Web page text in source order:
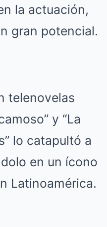
la actuación,
gran potencial.
telenovelas
y “La
lo catapultó a
en un ícono
Latinoamérica.